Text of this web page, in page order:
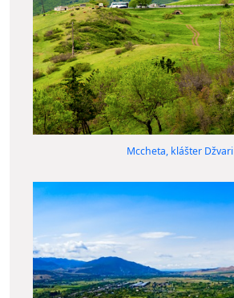
Mccheta, klášter Džvari